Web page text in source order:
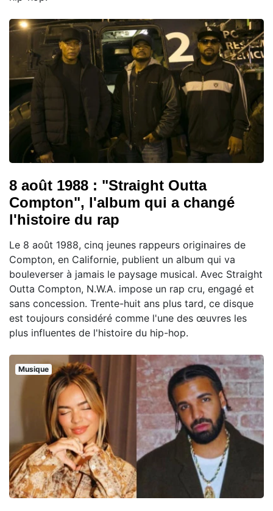
8 août 1988 : "Straight Outta
Compton", l'album qui a changé
l'histoire du rap
Le 8 août 1988, cinq jeunes rappeurs originaires de
Compton, en Californie, publient un album qui va
bouleverser à jamais le paysage musical. Avec Straight
Outta Compton, N.W.A. impose un rap cru, engagé et
sans concession. Trente-huit ans plus tard, ce disque
est toujours considéré comme l'une des œuvres les
plus influentes de l'histoire du hip-hop.
Musique